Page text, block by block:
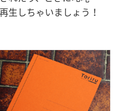
生しちゃいましょう！